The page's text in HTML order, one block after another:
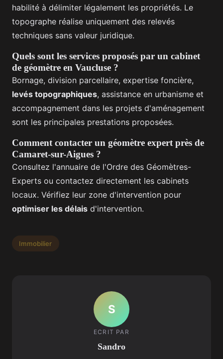
habilité à délimiter légalement les propriétés. Le
topographe réalise uniquement des relevés
techniques sans valeur juridique.
Quels sont les services proposés par un cabinet
de géomètre en Vaucluse ?
Bornage, division parcellaire, expertise foncière,
levés topographiques, assistance en urbanisme et
accompagnement dans les projets d'aménagement
sont les principales prestations proposées.
Comment contacter un géomètre expert près de
Camaret-sur-Aigues ?
Consultez l'annuaire de l'Ordre des Géomètres-
Experts ou contactez directement les cabinets
locaux. Vérifiez leur zone d'intervention pour
optimiser les délais d'intervention.
Immobilier
S
ECRIT PAR
Sandro